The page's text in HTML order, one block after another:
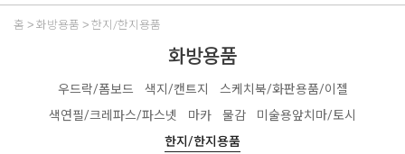
홈 화방용품 한지/한지용품
화방용품
우드락/폼보드 색지/캔트지
스케치북/화판용품/이젤
색연필/크레파스/파스넷
마카 물감
미술용앞치마/토시
한지/한지용품